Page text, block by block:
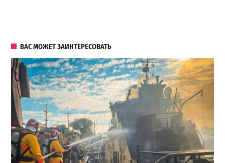
ВАС МОЖЕТ ЗАИНТЕРЕСОВАТЬ